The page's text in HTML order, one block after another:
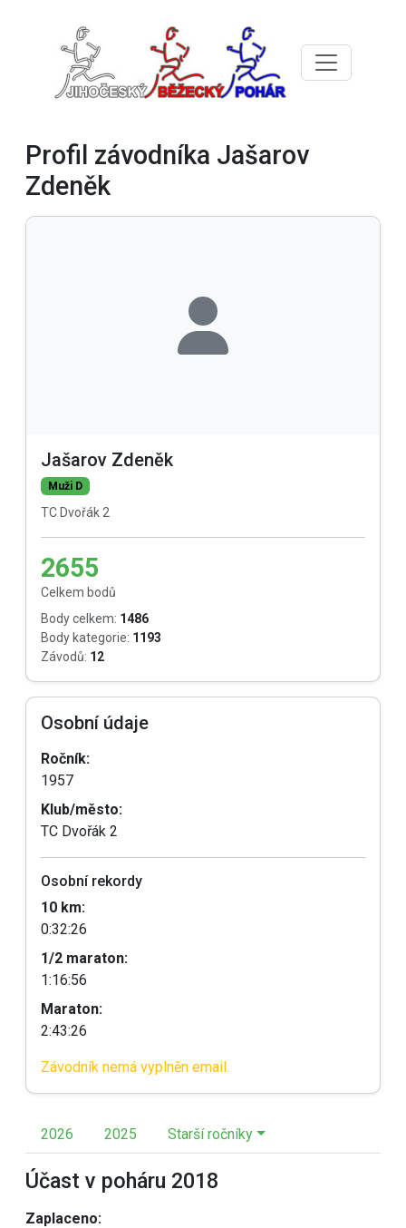
Profil závodníka Jašarov
Zdeněk
Jašarov Zdeněk
Muži D
TC Dvořák 2
2655
Celkem bodů
Body celkem: 1486
Body kategorie: 1193
Závodů: 12
Osobní údaje
Ročník:
1957
Klub/město:
TC Dvořák 2
Osobní rekordy
10 km:
0:32:26
1/2 maraton:
1:16:56
Maraton:
2:43:26
Závodník nemá vyplněn email.
2026 2025 Starší ročníky
Účast v poháru 2018
Zaplaceno: